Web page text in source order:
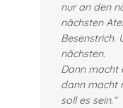
nur an den
nächsten
Besenstrich.
nächsten.
Dann macht
dann macht
soll es sein.“